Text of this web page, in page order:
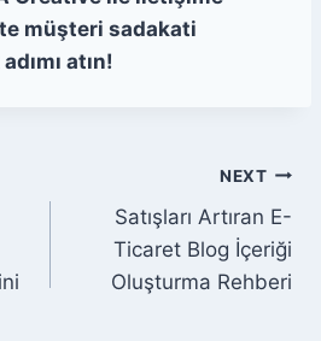
müşteri sadakati
atın!
NEXT
Satışları Artıran E-
Ticaret Blog İçeriği
Oluşturma Rehberi